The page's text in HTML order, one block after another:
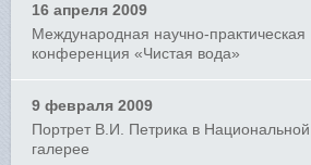
16 апреля 2009
Международная научно-практическая
конференция «Чистая вода»
9 февраля 2009
Портрет В.И. Петрика в Национальной
галерее